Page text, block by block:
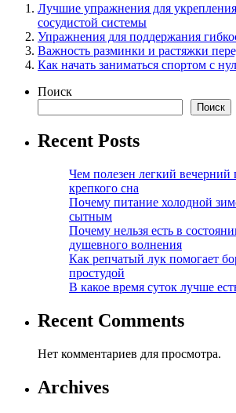
Лучшие упражнения для
сосудистой системы
Упражнения для поддержания
Важность разминки и растяжки
Как начать заниматься спортом с
Поиск
Поиск
Recent Posts
Чем полезен легкий вечерний
крепкого сна
Почему питание холодной
сытным
Почему нельзя есть в
душевного волнения
Как репчатый лук помогает
простудой
В какое время суток лучше
Recent Comments
Нет комментариев для просмотра.
Archives